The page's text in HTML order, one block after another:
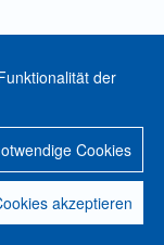
der
Cookies
akzeptieren